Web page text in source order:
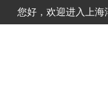
您好，欢迎进入上海